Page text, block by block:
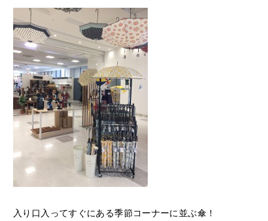
入り口入ってすぐにある季節コーナーに並ぶ傘！